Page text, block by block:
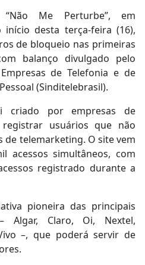
Me Perturbe”, em
desta terça-feira (16),
de bloqueio nas primeiras
balanço divulgado pelo
de Telefonia e de
(Sinditelebrasil).
criado por empresas de
registrar usuários que não
de telemarketing. O site vem
acessos simultâneos, com
registrado durante a
pioneira das principais
Algar, Claro, Oi, Nextel,
–, que poderá servir de